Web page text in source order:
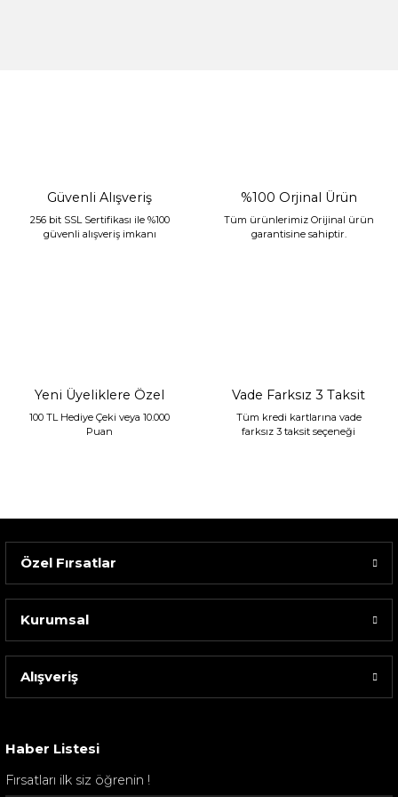
Sarev Elfıda Flanel Nevresim Takımı Çift Kişili...
Güvenli Alışveriş
256 bit SSL Sertifikası ile %100
güvenli alışveriş imkanı
%100 Orjinal Ürün
Tüm ürünlerimiz Orijinal ürün
garantisine sahiptir.
Yeni Üyeliklere Özel
100 TL Hediye Çeki veya 10.000
Puan
Vade Farksız 3 Taksit
Tüm kredi kartlarına vade
farksız 3 taksit seçeneği
Özel Fırsatlar
Kurumsal
Alışveriş
Haber Listesi
Fırsatları ilk siz öğrenin !